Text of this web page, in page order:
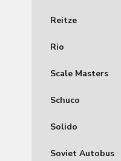
Reitze
Rio
Scale Masters
Schuco
Solido
Soviet Autobus